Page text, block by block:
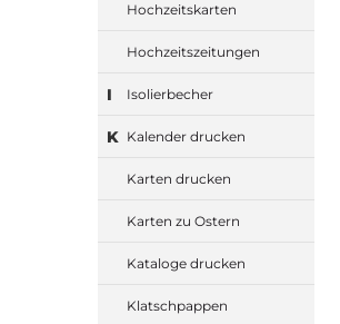
Hochzeitskarten
Hochzeitszeitungen
I Isolierbecher
K Kalender drucken
Karten drucken
Karten zu Ostern
Kataloge drucken
Klatschpappen